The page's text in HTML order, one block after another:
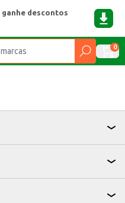
ganhe descontos
0